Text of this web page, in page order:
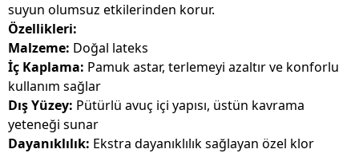
suyun olumsuz etkilerinden korur.
Özellikleri:
Malzeme: Doğal lateks
İç Kaplama: Pamuk astar, terlemeyi azaltır ve konforlu
kullanım sağlar
Dış Yüzey: Pütürlü avuç içi yapısı, üstün kavrama
yeteneği sunar
Dayanıklılık: Ekstra dayanıklılık sağlayan özel klor